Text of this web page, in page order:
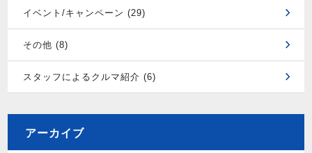
イベント/キャンペーン (29)
その他 (8)
スタッフによるクルマ紹介 (6)
アーカイブ